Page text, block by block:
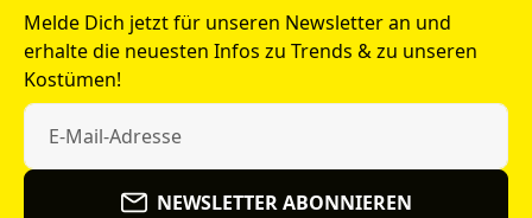
Melde Dich jetzt für unseren Newsletter an und
erhalte die neuesten Infos zu Trends & zu unseren
Kostümen!
NEWSLETTER ABONNIEREN